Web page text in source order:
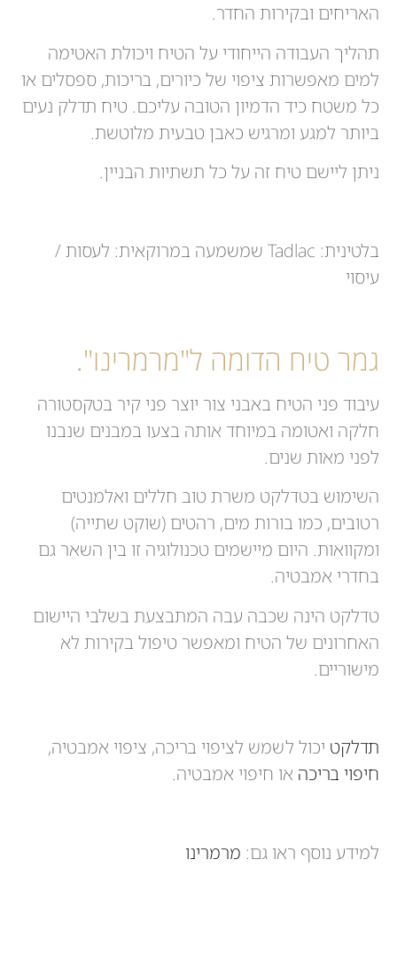
האריחים ובקירות החדר.
תהליך העבודה הייחודי על הטיח ויכולת האטימה
למים מאפשרות ציפוי של כיורים, בריכות, ספסלים או
כל משטח כיד הדמיון הטובה עליכם. טיח תדלק נעים
ביותר למגע ומרגיש כאבן טבעית מלוטשת.
ניתן ליישם טיח זה על כל תשתיות הבניין.
בלטינית: Tadlac שמשמעה במרוקאית: לעסות /
עיסוי
גמר טיח הדומה ל"מרמרינו".
עיבוד פני הטיח באבני צור יוצר פני קיר בטקסטורה
חלקה ואטומה במיוחד אותה בצעו במבנים שנבנו
לפני מאות שנים.
השימוש בטדלקט משרת טוב חללים ואלמנטים
רטובים, כמו בורות מים, רהטים (שוקט שתייה)
ומקוואות. היום מיישמים טכנולוגיה זו בין השאר גם
בחדרי אמבטיה.
טדלקט הינה שכבה עבה המתבצעת בשלבי היישום
האחרונים של הטיח ומאפשר טיפול בקירות לא
מישוריים.
תדלקט יכול לשמש לציפוי בריכה, ציפוי אמבטיה,
חיפוי בריכה או חיפוי אמבטיה.
למידע נוסף ראו גם: מרמרינו